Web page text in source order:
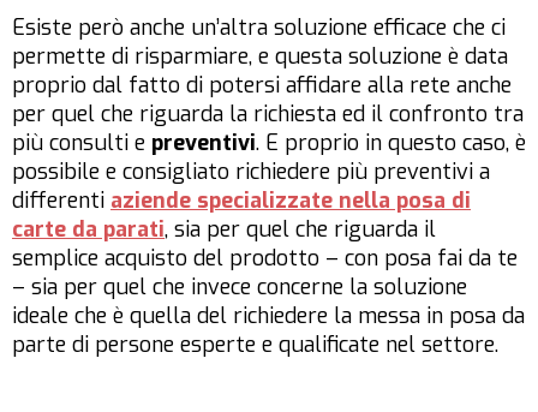
Esiste però anche un’altra soluzione efficace che ci
permette di risparmiare, e questa soluzione è data
proprio dal fatto di potersi affidare alla rete anche
per quel che riguarda la richiesta ed il confronto tra
più consulti e preventivi. E proprio in questo caso, è
possibile e consigliato richiedere più preventivi a
differenti aziende specializzate nella posa di
carte da parati, sia per quel che riguarda il
semplice acquisto del prodotto – con posa fai da te
– sia per quel che invece concerne la soluzione
ideale che è quella del richiedere la messa in posa da
parte di persone esperte e qualificate nel settore.